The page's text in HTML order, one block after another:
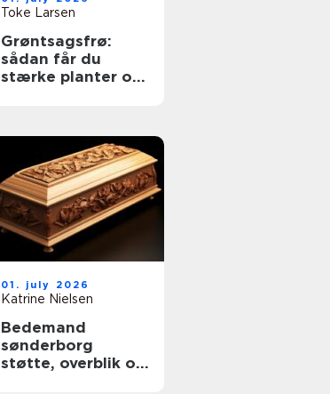
Toke Larsen
Grøntsagsfrø:
sådan får du
stærke planter og
01. july 2026
Katrine Nielsen
Bedemand
sønderborg
støtte, overblik og